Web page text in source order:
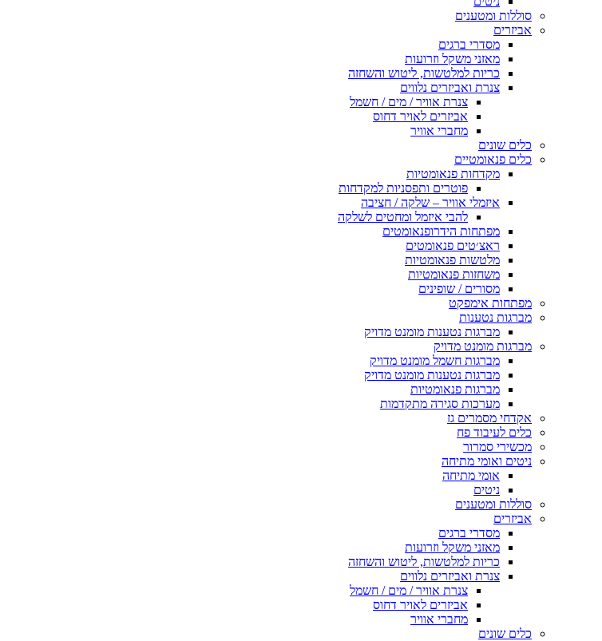
סוללות ומטענים
אביזרים
מסדרי ברגים
מאזני משקל וזרועות
כריות למלטשות, ליטוש והשחזה
צנרת ואביזרים נלווים
צנרת אוויר / מים / חשמל
אביזרים לאויר דחוס
מחברי אוויר
כלים שונים
כלים פנאומטיים
מקדחות פנאומטיות
פוטרים ותפסניות למקדחות
איזמלי אוויר – שלקה / חציבה
להבי איזמל ומחטים לשלקה
מפתחות הידרופנאומטים
ראצ׳טים פנאומטים
מלטשות פנאומטיות
משחזות פנאומטיות
מסורים / שופינים
מפתחות אימפקט
מברגות נטענות
מברגות נטענות מומנט מדויק
מברגות מומנט מדויק
מברגות חשמל מומנט מדויק
מברגות נטענות מומנט מדויק
מברגות פנאומטיות
מערכות סגירה מתקדמות
אקדחי מסמרים גז
כלים לעיבוד פח
מכשירי סמרור
ניטים ואומי מתיחה
אומי מתיחה
ניטים
סוללות ומטענים
אביזרים
מסדרי ברגים
מאזני משקל וזרועות
כריות למלטשות, ליטוש והשחזה
צנרת ואביזרים נלווים
צנרת אוויר / מים / חשמל
אביזרים לאויר דחוס
מחברי אוויר
כלים שונים